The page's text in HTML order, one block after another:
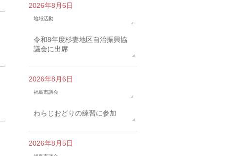
2026年8月6日
地域活動
令和8年度杉妻地区自治振興協
議会に出席
2026年8月6日
福島市議会
わらじおどりの練習に参加
2026年8月5日